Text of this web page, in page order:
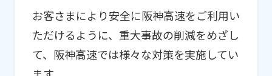
お客さまにより安全に阪神高速をご利用い
ただけるように、重大事故の削減をめざし
て、阪神高速では様々な対策を実施してい